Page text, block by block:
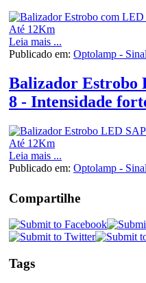
Leia mais ...
Publicado em: Optolamp -
Balizador Estrobo
8 - Intensidade
Leia mais ...
Publicado em: Optolamp -
Compartilhe
Tags